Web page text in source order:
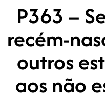
P363 –
recém-
outros
aos não